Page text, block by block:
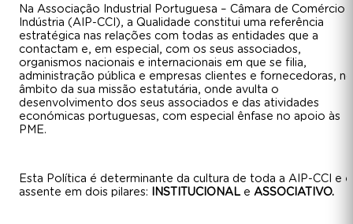
Na Associação Industrial Portuguesa – Câmara de Comércio
Indústria (AIP-CCI), a Qualidade constitui uma referência
estratégica nas relações com todas as entidades que a
contactam e, em especial, com os seus associados,
organismos nacionais e internacionais em que se filia,
administração pública e empresas clientes e fornecedoras, no
âmbito da sua missão estatutária, onde avulta o
desenvolvimento dos seus associados e das atividades
económicas portuguesas, com especial ênfase no apoio às
PME.
Esta Política é determinante da cultura de toda a AIP-CCI e é
assente em dois pilares: INSTITUCIONALe ASSOCIATIVO.